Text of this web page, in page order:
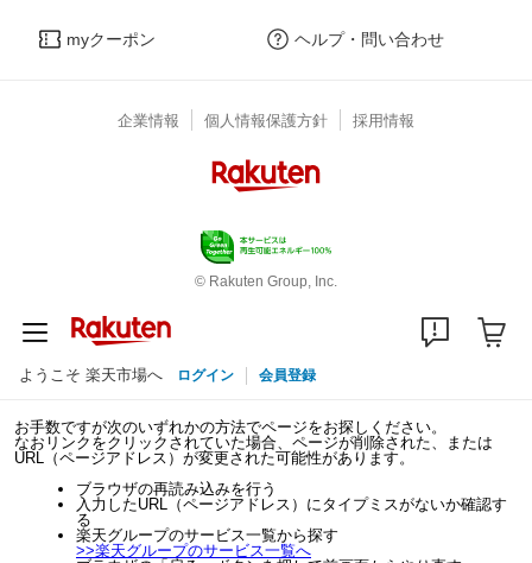
myクーポン ヘルプ・問い合わせ
企業情報 個人情報保護方針 採用情報
© Rakuten Group, Inc.
ようこそ 楽天市場へ ログイン 会員登録
お手数ですが次のいずれかの方法でページをお探しください。
なおリンクをクリックされていた場合、ページが削除された、または
URL（ページアドレス）が変更された可能性があります。
ブラウザの再読み込みを行う
入力したURL（ページアドレス）にタイプミスがないか確認す
る
楽天グループのサービス一覧から探す
>>楽天グループのサービス一覧へ